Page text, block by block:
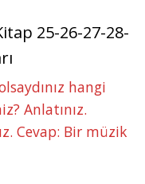
25-26-27-28-
hangi
Anlatınız.
Cevap: Bir müzik